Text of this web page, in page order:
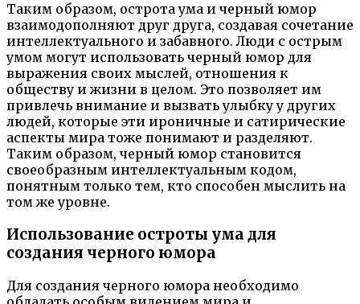
Таким образом, острота ума и черный юмор
взаимодополняют друг друга, создавая сочетание
интеллектуального и забавного. Люди с острым
умом могут использовать черный юмор для
выражения своих мыслей, отношения к
обществу и жизни в целом. Это позволяет им
привлечь внимание и вызвать улыбку у других
людей, которые эти ироничные и сатирические
аспекты мира тоже понимают и разделяют.
Таким образом, черный юмор становится
своеобразным интеллектуальным кодом,
понятным только тем, кто способен мыслить на
том же уровне.
Использование остроты ума для
создания черного юмора
Для создания черного юмора необходимо